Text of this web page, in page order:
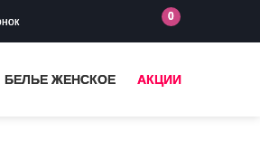
0
БЕЛЬЕ ЖЕНСКОЕ АКЦИИ